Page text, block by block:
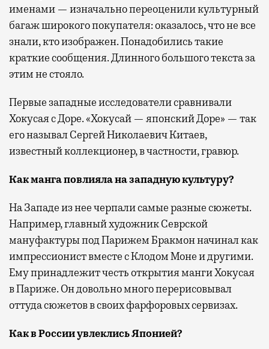
именами — изначально переоценили культурный
багаж широкого покупателя: оказалось, что не все
знали, кто изображен. Понадобились такие
краткие сообщения. Длинного большого текста за
этим не стояло.
Первые западные исследователи сравнивали
Хокусая с Доре. «Хокусай — японский Доре» — так
его называл Сергей Николаевич Китаев,
известный коллекционер, в частности, гравюр.
Как манга повлияла на западную культуру?
На Западе из нее черпали самые разные сюжеты.
Например, главный художник Севрской
мануфактуры под Парижем Бракмон начинал как
импрессионист вместе с Клодом Моне и другими.
Ему принадлежит честь открытия манги Хокусая
в Париже. Он довольно много перерисовывал
оттуда сюжетов в своих фарфоровых сервизах.
Как в России увлеклись Японией?